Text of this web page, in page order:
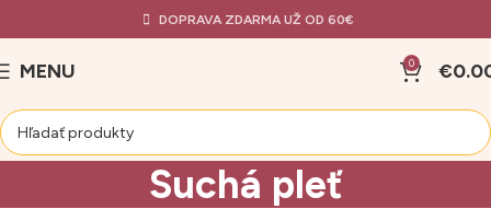
DOPRAVA ZDARMA UŽ OD 60€
MENU 0 €
Suchá pleť